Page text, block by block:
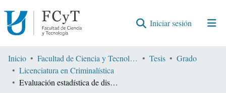
Iniciar sesión (current)
Comunidades
Encontrar por
Inicio Facultad de Ciencia y Tecnología Tesis
Grado
Licenciatura en Criminalística
Evaluación estadística de dispersión de perdigones en disparos con escopeta calibre 16"